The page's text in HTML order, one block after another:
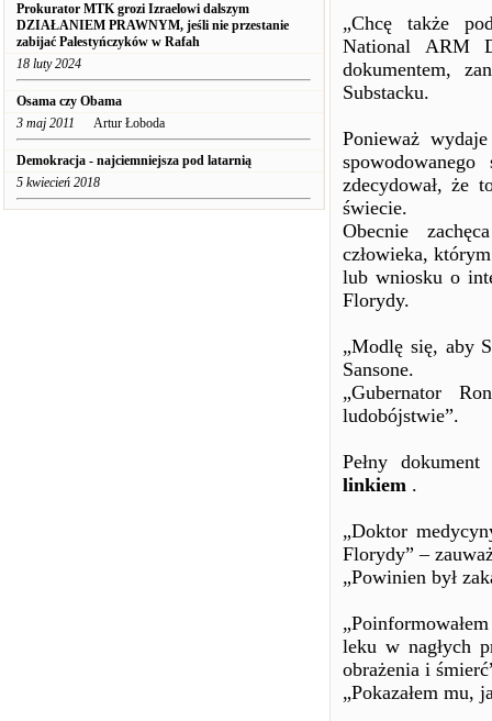
Prokurator MTK grozi Izraelowi dalszym
DZIAŁANIEM PRAWNYM, jeśli nie przestanie
zabijać Palestyńczyków w Rafah
18 luty 2024
Osama czy Obama
3 maj 2011 Artur Łoboda
Demokracja - najciemniejsza pod latarnią
5 kwiecień 2018
„Chcę także
National ARM
dokumentem,
Substacku.
Ponieważ
zdecydował, że
świecie.
Obecnie
człowieka,
lub wniosku o
Florydy.
„Modlę się, aby
Sansone.
„Gubernator
ludobójstwie”.
Pełny
linkiem .
„Doktor
Florydy” –
„Powinien był
leku w nagłych
obrażenia i
„Pokazałem mu,